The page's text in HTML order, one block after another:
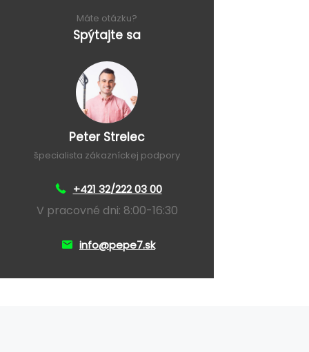
Máte otázku?
Spýtajte sa
Peter Strelec
špecialista zákazníckej podpory
+421 32/222 03 00
V pracovné dni: 8:00-16:30
info@pepe7.sk